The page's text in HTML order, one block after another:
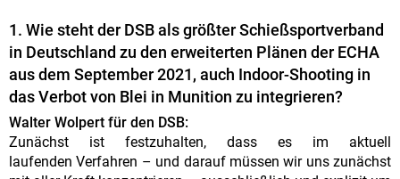
1. Wie steht der DSB als größter Schießsportverband
in Deutschland zu den erweiterten Plänen der ECHA
aus dem September 2021, auch Indoor-Shooting in
das Verbot von Blei in Munition zu integrieren?
Walter Wolpert für den DSB:
Zunächst ist festzuhalten, dass es im aktuell
laufenden Verfahren – und darauf müssen wir uns zunächst